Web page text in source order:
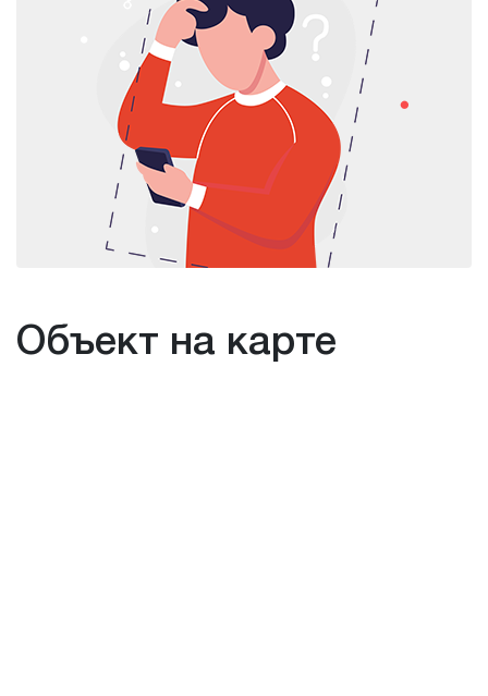
Объект на карте